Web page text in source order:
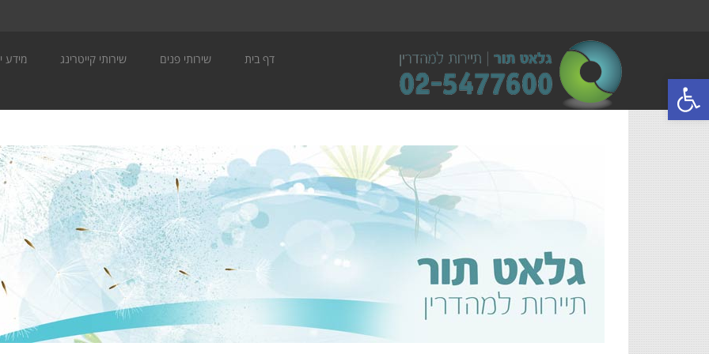
פתח סרגל נגישות
דף בית שירותי פנים שירותי קייטרינג מידע